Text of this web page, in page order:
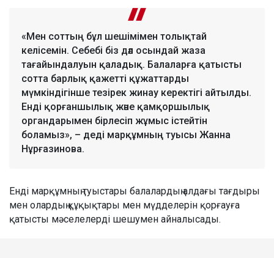
«Мен соттың бұл шешімімен толықтай
келісемін. Себебі біз дәл осындай жаза
тағайындалуын қаладық. Балаларға қатысты
сотта барлық қажетті құжаттарды
мүмкіндігінше тезірек жинау керектігі айтылды.
Енді қорғаншылық және қамқоршылық
органдарымен бірлесіп жұмыс істейтін
боламыз», – деді марқұмның туысы Жанна
Нұрғазинова.
Енді марқұмның туыстары балалардың алдағы тағдыры
мен олардың құқықтары мен мүдделерін қорғауға
қатысты мәселелерді шешумен айналысады.